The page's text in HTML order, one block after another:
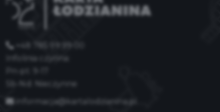
+48 785 99 99 00
Infolinia czynna:
Sb-Nd: Nieczynne
informacja@kartalodzianina.pl